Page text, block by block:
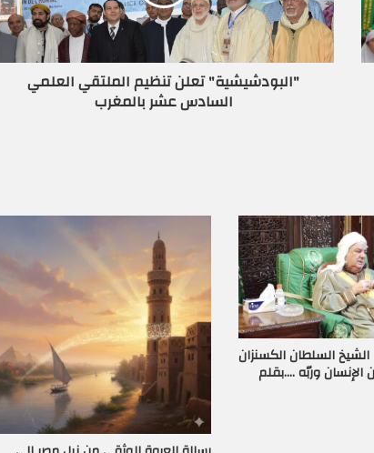
"البودشيشية" تعلن تنظيم الملتقي العلمي
السادس عشر بالمغرب
السلطان الكسنزان
الإنسان وربّه ….بقلم